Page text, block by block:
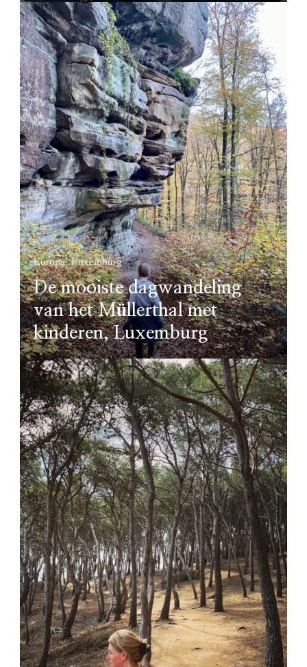
Europa Luxemburg
De mooiste dagwandeling
van het Müllerthal met
kinderen, Luxemburg